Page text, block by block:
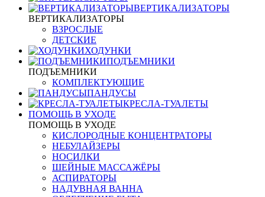
ВЕРТИКАЛИЗАТОРЫ
ВЕРТИКАЛИЗАТОРЫ
ВЗРОСЛЫЕ
ДЕТСКИЕ
ХОДУНКИ
ПОДЪЕМНИКИ
ПОДЪЕМНИКИ
КОМПЛЕКТУЮЩИЕ
ПАНДУСЫ
КРЕСЛА-ТУАЛЕТЫ
ПОМОЩЬ В УХОДЕ
ПОМОЩЬ В УХОДЕ
КИСЛОРОДНЫЕ КОНЦЕНТРАТОРЫ
НЕБУЛАЙЗЕРЫ
НОСИЛКИ
ШЕЙНЫЕ МАССАЖЁРЫ
АСПИРАТОРЫ
НАДУВНАЯ ВАННА